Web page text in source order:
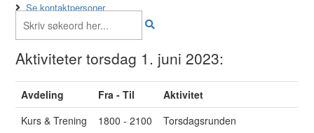
Se kontaktpersoner
Aktiviteter torsdag 1. juni 2023:
Avdeling Fra - Til
Aktivitet
Kurs & Trening
1800 - 2100 Torsdagsrunden